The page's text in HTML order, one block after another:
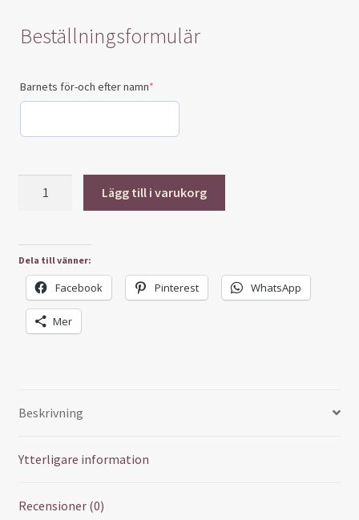
Beställningsformulär
Barnets för-och efter namn*
Lägg till i varukorg
Dela till vänner:
Facebook Pinterest WhatsApp
Mer
Beskrivning
Ytterligare information
Recensioner (0)